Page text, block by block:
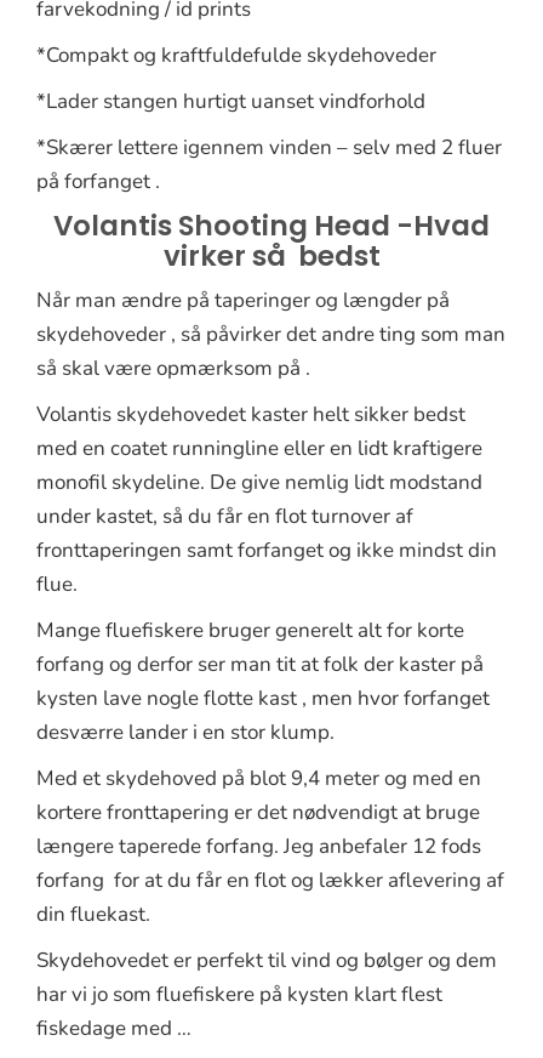
farvekodning / id prints
*Compakt og kraftfuldefulde skydehoveder
*Lader stangen hurtigt uanset vindforhold
*Skærer lettere igennem vinden – selv med 2 fluer
på forfanget .
Volantis Shooting Head -Hvad
virker så bedst
Når man ændre på taperinger og længder på
skydehoveder , så påvirker det andre ting som man
så skal være opmærksom på .
Volantis skydehovedet kaster helt sikker bedst
med en coatet runningline eller en lidt kraftigere
monofil skydeline. De give nemlig lidt modstand
under kastet, så du får en flot turnover af
fronttaperingen samt forfanget og ikke mindst din
flue.
Mange fluefiskere bruger generelt alt for korte
forfang og derfor ser man tit at folk der kaster på
kysten lave nogle flotte kast , men hvor forfanget
desværre lander i en stor klump.
Med et skydehoved på blot 9,4 meter og med en
kortere fronttapering er det nødvendigt at bruge
længere taperede forfang. Jeg anbefaler 12 fods
forfang for at du får en flot og lækker aflevering af
din fluekast.
Skydehovedet er perfekt til vind og bølger og dem
har vi jo som fluefiskere på kysten klart flest
fiskedage med …